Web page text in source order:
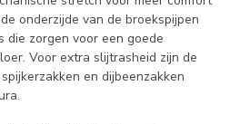
onderzijde van de broekspijpen
zorgen voor een goede
Voor extra slijtrasheid zijn de
en dijbeenzakken